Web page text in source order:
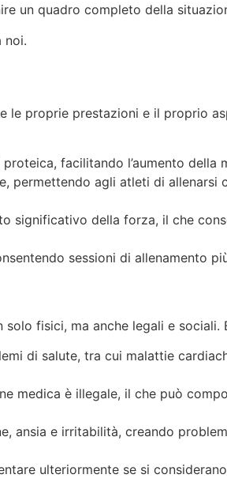
un quadro completo della
noi.
le proprie prestazioni e il proprio
facilitando l’aumento della
permettendo agli atleti di allenarsi
significativo della forza, il che
sessioni di allenamento
fisici, ma anche legali e
di salute, tra cui malattie
medica è illegale, il che può
ansia e irritabilità, creando
ulteriormente se si